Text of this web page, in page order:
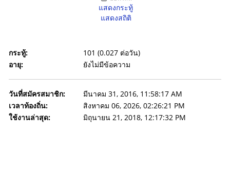
แสดงกระทู้
แสดงสถิติ
กระทู้:
101 (0.027 ต่อวัน)
อายุ:
ยังไม่มีข้อความ
วันที่สมัครสมาชิก:
มีนาคม 31, 2016, 11:58:17 AM
เวลาท้องถิ่น:
สิงหาคม 06, 2026, 02:26:21 PM
ใช้งานล่าสุด:
มิถุนายน 21, 2018, 12:17:32 PM